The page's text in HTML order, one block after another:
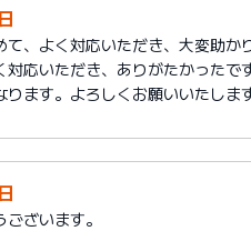
、よく対応いただき、大変助か
応いただき、ありがたかったで
ます。よろしくお願いいたしま
ざいます。